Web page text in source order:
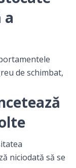
a
de schimbat,
niciodată să se